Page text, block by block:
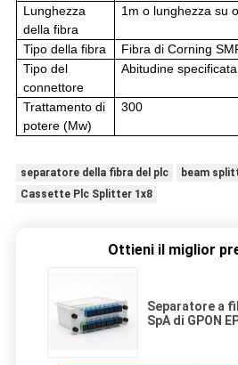
Lunghezza
della fibra
1m o lunghezza su
Tipo della fibra
Fibra di Corning
Tipo del
connettore
Abitudine specificata
Trattamento di
potere (Mw)
300
separatore della fibra del plc
beam
Cassette Plc Splitter 1x8
Ottieni il miglior
Separatore a
SpA di GPON